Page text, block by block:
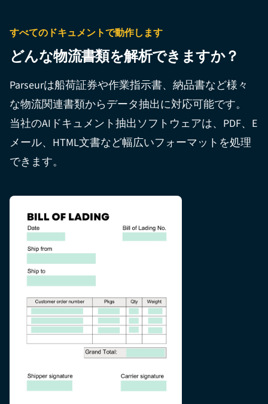
すべてのドキュメントで動作します
どんな物流書類を解析できますか？
Parseurは船荷証券や作業指示書、納品書など様々
な物流関連書類からデータ抽出に対応可能です。
当社のAIドキュメント抽出ソフトウェアは、PDF、E
メール、HTML文書など幅広いフォーマットを処理
できます。